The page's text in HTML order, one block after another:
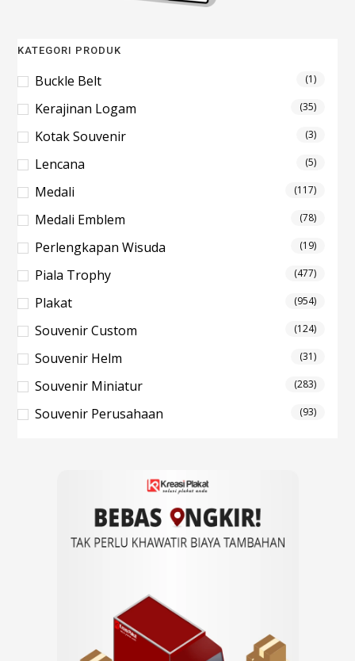
KATEGORI PRODUK
Buckle Belt (1)
Kerajinan Logam (35)
Kotak Souvenir (3)
Lencana (5)
Medali (117)
Medali Emblem (78)
Perlengkapan Wisuda (19)
Piala Trophy (477)
Plakat (954)
Souvenir Custom (124)
Souvenir Helm (31)
Souvenir Miniatur (283)
Souvenir Perusahaan (93)